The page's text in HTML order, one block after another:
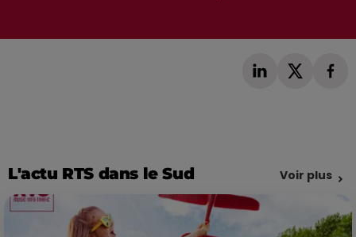
L'actu RTS dans le Sud Voir plus